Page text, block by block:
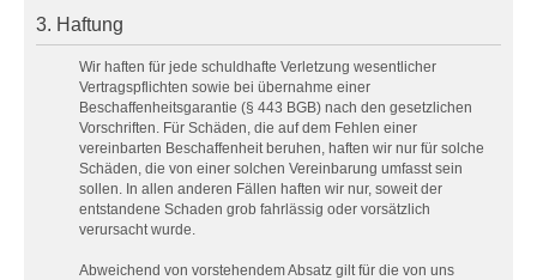
3. Haftung
Wir haften für jede schuldhafte Verletzung wesentlicher
Vertragspflichten sowie bei übernahme einer
Beschaffenheitsgarantie (§ 443 BGB) nach den gesetzlichen
Vorschriften. Für Schäden, die auf dem Fehlen einer
vereinbarten Beschaffenheit beruhen, haften wir nur für solche
Schäden, die von einer solchen Vereinbarung umfasst sein
sollen. In allen anderen Fällen haften wir nur, soweit der
entstandene Schaden grob fahrlässig oder vorsätzlich
verursacht wurde.
Abweichend von vorstehendem Absatz gilt für die von uns